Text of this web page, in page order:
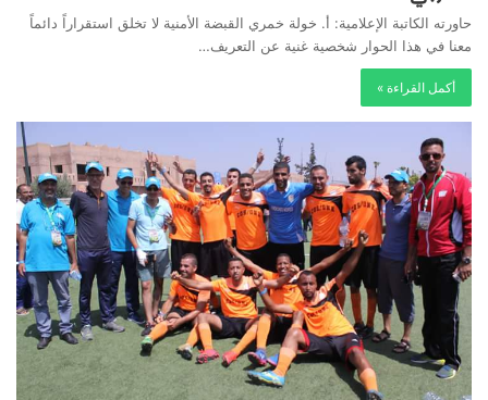
حاورته الكاتبة الإعلامية: أ. خولة خمري القبضة الأمنية لا تخلق استقراراً دائماً
معنا في هذا الحوار شخصية غنية عن التعريف…
أكمل القراءة »